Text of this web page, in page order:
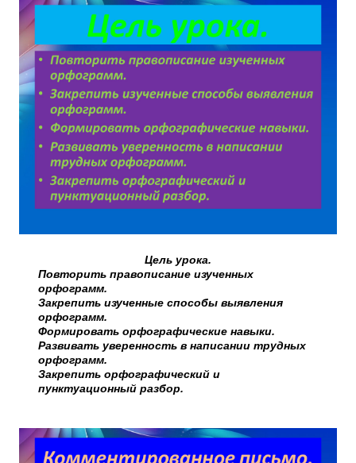
Цель урока.
Повторить правописание изученных
орфограмм.
Закрепить изученные способы выявления
орфограмм.
Формировать орфографические навыки.
Развивать уверенность в написании трудных
орфограмм.
Закрепить орфографический и
пунктуационный разбор.